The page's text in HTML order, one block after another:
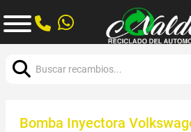
Bomba Inyectora